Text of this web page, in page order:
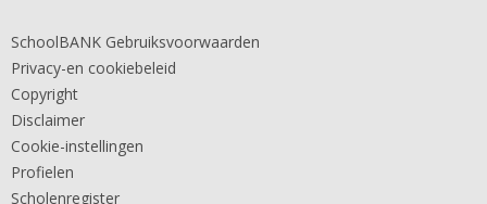
SchoolBANK Gebruiksvoorwaarden
Privacy-en cookiebeleid
Copyright
Disclaimer
Cookie-instellingen
Profielen
Scholenregister